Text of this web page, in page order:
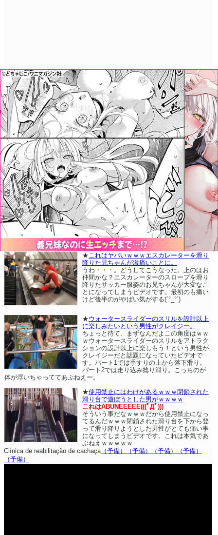
★ これはヤバいｗｗｗエスカレーターを滑り
降りた兄ちゃんが激痛いことに。
うわ・・・。どうしてこうなった。上のはお
仲間かな？エスカレーターのスロープを滑り
降りたサッカー服姿のお兄ちゃんが大変なこ
とになってしまうビデオです。最初のも痛い
けど後半のがやばい気がする(´°_°`)
★ウォータースライダーのスリルを設計以上
に楽しみたいという男性がクレイジー。
ちょっと待て。まずなんだよこの角度はｗｗ
ｗウォータースライダーのスリルをアトラク
ションの設計以上に楽しもう！という男性が
クレイジーだと話題になっていたビデオで
す。パート1では手すりの上から落下滑り。
パート2では走り込み捻り滑り。こっちのが
体が浮いちゃっててあぶねえー。
★使用禁止にはわけがあるｗｗｗ閉鎖された
滑り台で遊ぼうとした男がｗｗｗｗ
これはABUNEEEEE(((ﾟДﾟ)))
そういう事だなｗｗｗだから使用禁止になっ
てるんだｗｗｗ閉鎖された滑り台を下から登
って滑り降りようとした男性がとても痛い事
になってしまうビデオです。これは本気であ
ぶねえｗｗｗｗｗ
Clínica de reabilitação de cachaça （予備） （予備） （予備）
（予備）
（予備）